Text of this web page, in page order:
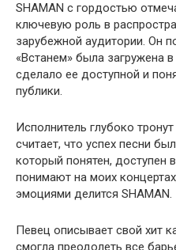
SHAMAN с гордостью
ключевую роль в
зарубежной аудитории. Он
«Встанем» была загружена
сделало ее доступной и
публики.
Исполнитель глубоко
считает, что успех песни
который понятен, доступен
понимают на моих
эмоциями делится SHAMAN.
Певец описывает свой хит
смогла преодолеть все